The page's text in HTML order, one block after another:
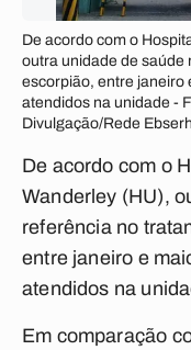
De acordo com o
outra unidade de saúde
escorpião, entre janeiro
atendidos na unidade -
Divulgação/Rede Ebserh
De acordo com o
Wanderley (HU),
referência no
entre janeiro e
atendidos na
Em comparação